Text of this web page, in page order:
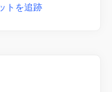
トを追跡